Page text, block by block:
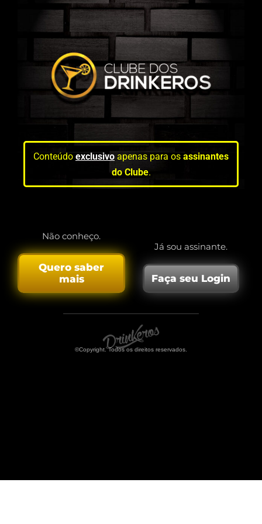
Conteúdo exclusivo apenas para os assinantes
do Clube.
Não conheço.
Quero saber
mais
Já sou assinante.
Faça seu Login
©Copyright. Todos os direitos reservados.